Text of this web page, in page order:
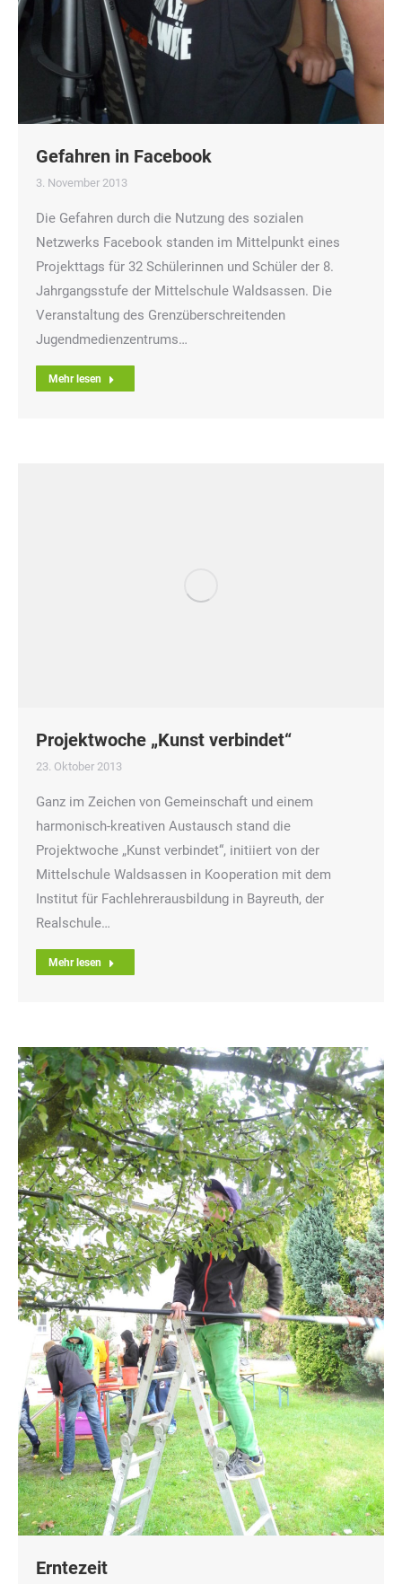
Gefahren in Facebook
3. November 2013
Die Gefahren durch die Nutzung des sozialen
Netzwerks Facebook standen im Mittelpunkt eines
Projekttags für 32 Schülerinnen und Schüler der 8.
Jahrgangsstufe der Mittelschule Waldsassen. Die
Veranstaltung des Grenzüberschreitenden
Jugendmedienzentrums…
Mehr lesen
Projektwoche „Kunst verbindet“
23. Oktober 2013
Ganz im Zeichen von Gemeinschaft und einem
harmonisch-kreativen Austausch stand die
Projektwoche „Kunst verbindet“, initiiert von der
Mittelschule Waldsassen in Kooperation mit dem
Institut für Fachlehrerausbildung in Bayreuth, der
Realschule…
Mehr lesen
Erntezeit